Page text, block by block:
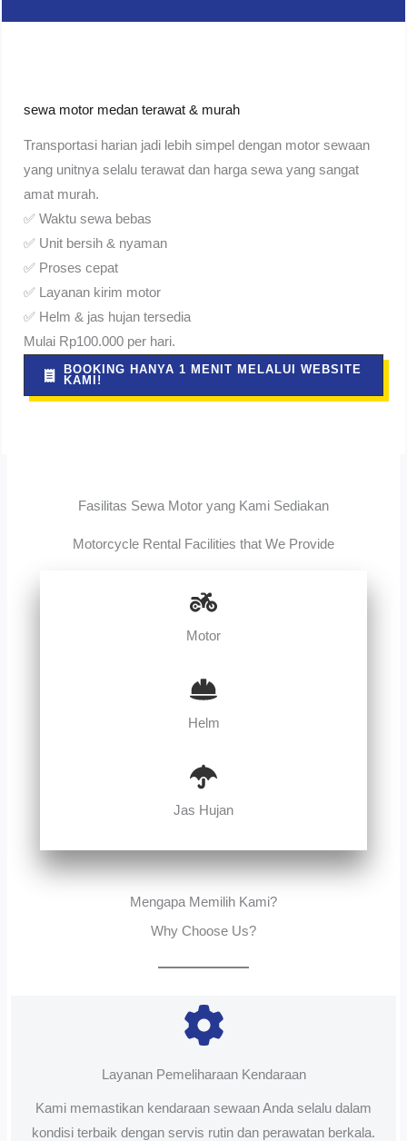
sewa motor medan terawat & murah
Transportasi harian jadi lebih simpel dengan motor sewaan
yang unitnya selalu terawat dan harga sewa yang sangat
amat murah.
✅ Waktu sewa bebas
✅ Unit bersih & nyaman
✅ Proses cepat
✅ Layanan kirim motor
✅ Helm & jas hujan tersedia
Mulai Rp100.000 per hari.
BOOKING HANYA 1 MENIT MELALUI WEBSITE
KAMI!
Fasilitas Sewa Motor yang Kami Sediakan
Motorcycle Rental Facilities that We Provide
Motor
Helm
Jas Hujan
Mengapa Memilih Kami?
Why Choose Us?
Layanan Pemeliharaan Kendaraan
Kami memastikan kendaraan sewaan Anda selalu dalam
kondisi terbaik dengan servis rutin dan perawatan berkala.